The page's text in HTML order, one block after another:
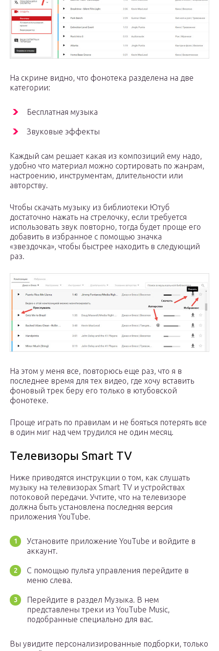
На скрине видно, что фонотека разделена на две
категории:
Бесплатная музыка
Звуковые эффекты
Каждый сам решает какая из композиций ему надо,
удобно что материал можно сортировать по жанрам,
настроению, инструментам, длительности или
авторству.
Чтобы скачать музыку из библиотеки Ютуб
достаточно нажать на стрелочку, если требуется
использовать звук повторно, тогда будет проще его
добавить в избранное с помощью значка
«звездочка», чтобы быстрее находить в следующий
раз.
На этом у меня все, повторюсь еще раз, что я в
последнее время для тех видео, где хочу вставить
фоновый трек беру его только в ютубовской
фонотеке.
Проще играть по правилам и не бояться потерять все
в один миг над чем трудился не один месяц.
Телевизоры Smart TV
Ниже приводятся инструкции о том, как слушать
музыку на телевизорах Smart TV и устройствах
потоковой передачи. Учтите, что на телевизоре
должна быть установлена последняя версия
приложения YouTube.
Установите приложение YouTube и войдите в
аккаунт.
С помощью пульта управления перейдите в
меню слева.
Перейдите в раздел Музыка. В нем
представлены треки из YouTube Music,
подобранные специально для вас.
Вы увидите персонализированные подборки, только